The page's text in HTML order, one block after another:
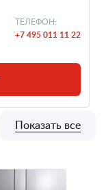
ТЕЛЕФОН:
+7 495 011 11 22
Показать все